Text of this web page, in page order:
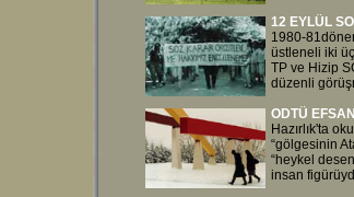
12 EYLÜL
1980-
üstleneli iki
TP ve Hizip
düzenli
ODTÜ
Hazırlık'ta
“gölgesinin
“heykel
insan